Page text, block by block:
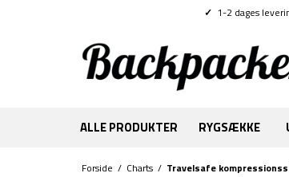
✓ 1-2 dages
ALLE PRODUKTER RYGSÆKKE
Forside / Charts / Travelsafe